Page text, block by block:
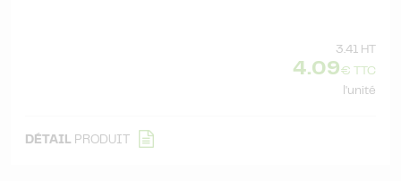
3.41 HT
4.09€ TTC
l'unité
DÉTAIL PRODUIT